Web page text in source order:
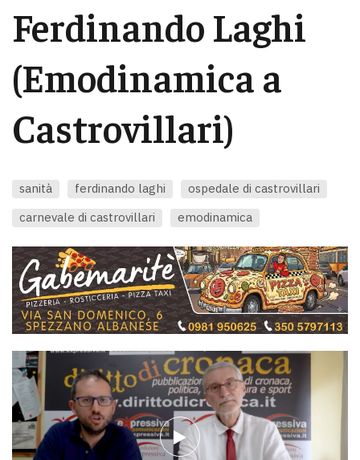
Ferdinando Laghi
(Emodinamica a
Castrovillari)
sanità ferdinando laghi
ospedale di castrovillari
carnevale di castrovillari
emodinamica